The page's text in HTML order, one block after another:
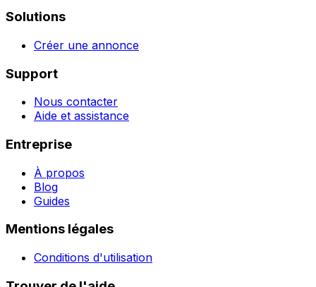
Solutions
Créer une annonce
Support
Nous contacter
Aide et assistance
Entreprise
À propos
Blog
Guides
Mentions légales
Conditions d'utilisation